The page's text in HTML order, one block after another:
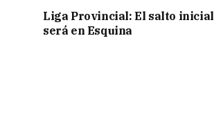
Liga Provincial: El salto inicial
será en Esquina